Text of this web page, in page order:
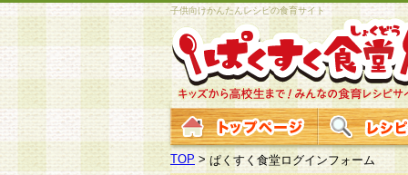
子供向けかんたんレシピの食育サイト
TOP >ぱくすく食堂ログインフォーム